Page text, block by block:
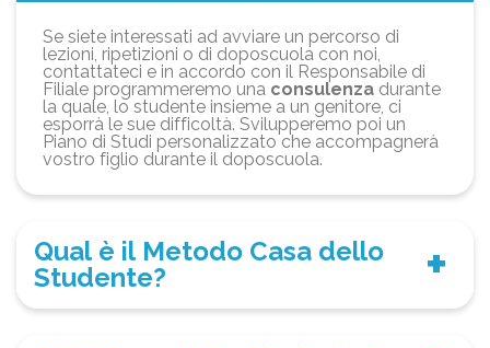
Se siete interessati ad avviare un percorso di
lezioni, ripetizioni o di doposcuola con noi,
contattateci e in accordo con il Responsabile di
Filiale programmeremo una consulenza durante
la quale, lo studente insieme a un genitore, ci
esporrà le sue difficoltà. Svilupperemo poi un
Piano di Studi personalizzato che accompagnerà
vostro figlio durante il doposcuola.
Qual è il Metodo Casa dello
Studente?